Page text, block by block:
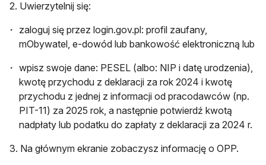
2. Uwierzytelnij się:
zaloguj się przez login.gov.pl: profil zaufany,
mObywatel, e-dowód lub bankowość elektroniczną lub
wpisz swoje dane: PESEL (albo: NIP i datę urodzenia),
kwotę przychodu z deklaracji za rok 2024 i kwotę
przychodu z jednej z informacji od pracodawców (np.
PIT-11) za 2025 rok, a następnie potwierdź kwotą
nadpłaty lub podatku do zapłaty z deklaracji za 2024 r.
3. Na głównym ekranie zobaczysz informację o OPP.